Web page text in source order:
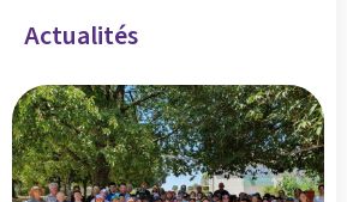
Actualités